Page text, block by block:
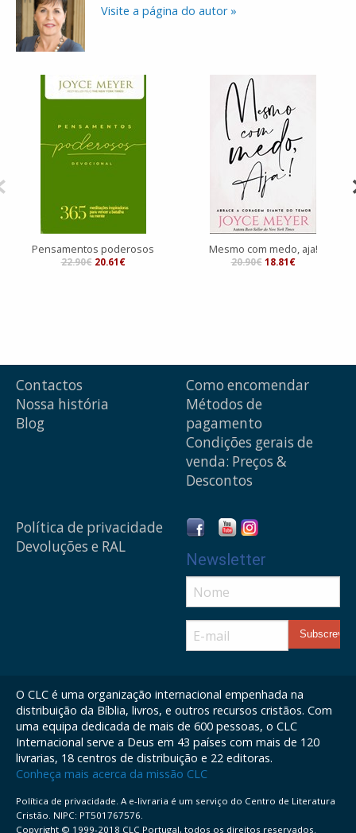
Visite a página do autor »
Pensamentos poderosos
22.90€ 20.61€
Mesmo com medo, aja!
20.90€ 18.81€
Contactos
Nossa história
Blog
Como encomendar
Métodos de
pagamento
Condições gerais de
venda: Preços &
Descontos
Política de privacidade
Devoluções e RAL
Newsletter
O CLC é uma organização internacional empenhada na
distribuição da Bíblia, livros, e outros recursos cristãos. Com
uma equipa dedicada de mais de 600 pessoas, o CLC
Internacional serve a Deus em 43 países com mais de 120
livrarias, 18 centros de distribuição e 22 editoras.
Conheça mais acerca da missão CLC
Política de privacidade. A e-livraria é um serviço do Centro de Literatura
Cristão. NIPC: PT501767576.
Copyright © 1999-2018 CLC Portugal, todos os direitos reservados.